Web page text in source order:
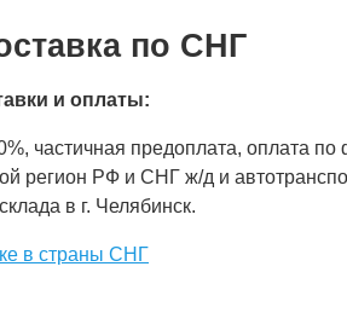
по СНГ
и оплаты:
частичная предоплата, оплата
регион РФ и СНГ ж/д и
в г. Челябинск.
в страны СНГ